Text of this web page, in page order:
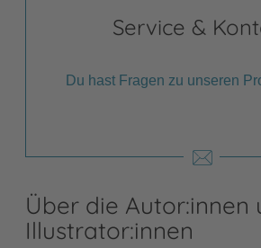
Service &
Du hast Fragen zu unseren
Über die Autor:innen
Illustrator:innen